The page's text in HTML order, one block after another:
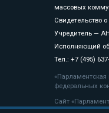
массовых
Свидетельство
Учредитель —
Исполняющий
Тел.: +7 (495)
федеральных
Сайт
«Парламентской